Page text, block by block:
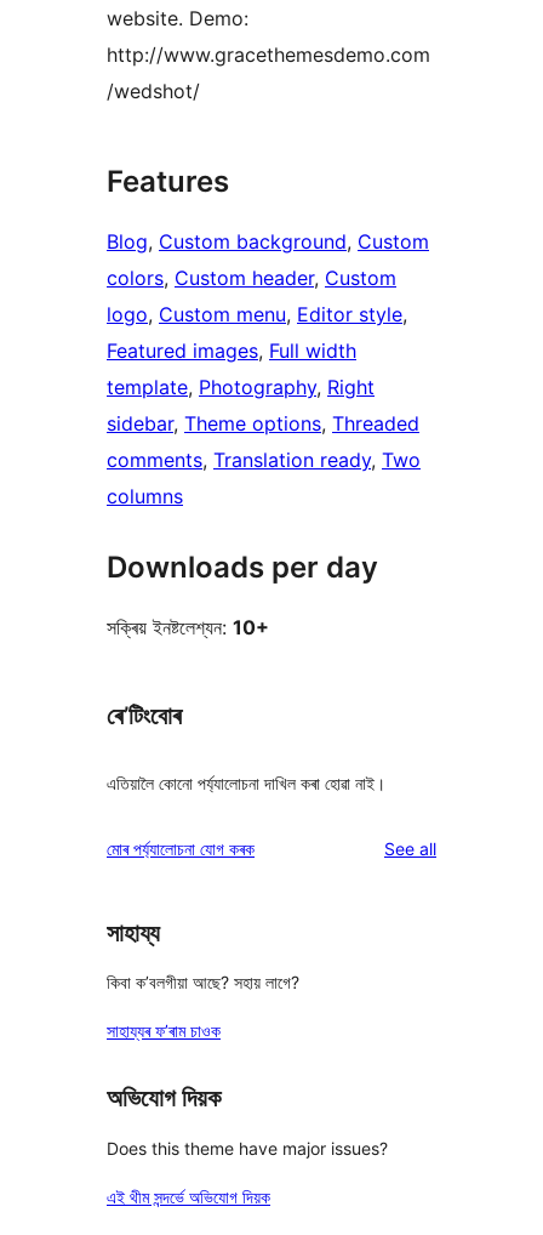
website. Demo:
http://www.gracethemesdemo.com
/wedshot/
Features
Blog, Custom background, Custom
colors, Custom header, Custom
logo, Custom menu, Editor style
Featured images, Full width
template, Photography, Right
sidebar, Theme options, Threaded
comments, Translation ready, Two
columns
Downloads per day
সক্ৰিয় ইনষ্টলেশ্যন: 10+
ৰে’টিংবোৰ
এতিয়ালৈ কোনো পৰ্য্যালোচনা দাখিল কৰা হোৱা নাই।
মোৰ পৰ্য্যালোচনা যোগ কৰক See allreviews
সাহায্য
কিবা ক’বলগীয়া আছে? সহায় লাগে?
সাহায্যৰ ফ’ৰাম চাওক
অভিযোগ দিয়ক
Does this theme have major issues?
এই থীম সন্দৰ্ভে অভিযোগ দিয়ক